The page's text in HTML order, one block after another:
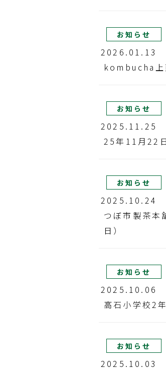
お知らせ
2026.01.13
kombucha上
お知らせ
2025.11.25
25年11月22
お知らせ
2025.10.24
つぼ市製茶本
日）
お知らせ
2025.10.06
高石小学校2
お知らせ
2025.10.03